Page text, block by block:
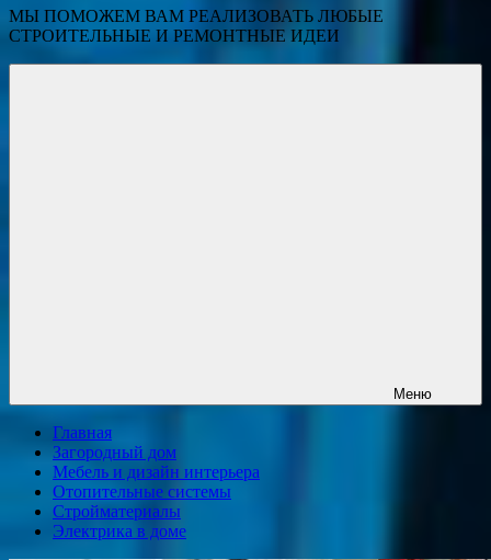
МЫ ПОМОЖЕМ ВАМ РЕАЛИЗОВАТЬ ЛЮБЫЕ
СТРОИТЕЛЬНЫЕ И РЕМОНТНЫЕ ИДЕИ
Меню
Главная
Загородный дом
Мебель и дизайн интерьера
Отопительные системы
Стройматериалы
Электрика в доме